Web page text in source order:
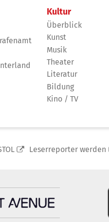
Kultur
Überblick
Kunst
Musik
Theater
Literatur
Bildung
Kino / TV
Leserreporter werden